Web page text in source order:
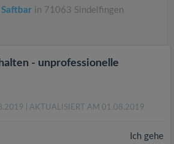
Saftbar in 71063 Sindelfingen
- unprofessionelle
| AKTUALISIERT AM 01.08.2019
Ich gehe